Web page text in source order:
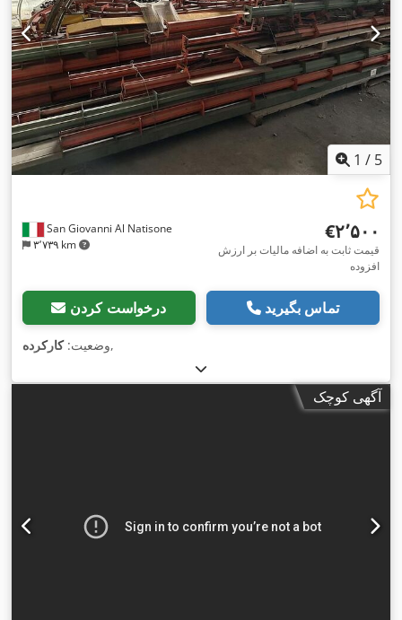
1 / 5
San Giovanni Al Natisone
۳٬۷۳۹ km
‎€۲٬۵۰۰
قیمت ثابت به اضافه مالیات بر ارزش
افزوده
درخواست کردن تماس بگیرید
وضعیت:کارکرده ,
آگهی کوچک